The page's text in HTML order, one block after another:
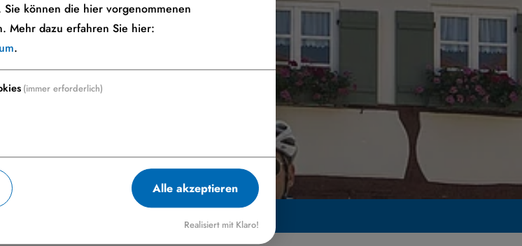
können die hier vorgenommenen
Mehr dazu erfahren Sie hier:
.
(immer erforderlich)
Alle akzeptieren
Realisiert mit Klaro!